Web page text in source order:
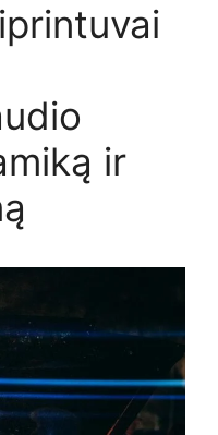
ir